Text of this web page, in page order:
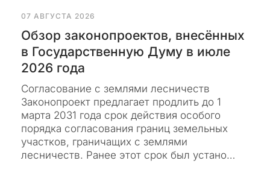
07 АВГУСТА 2026
Обзор законопроектов, внесённых
в Государственную Думу в июле
2026 года
Согласование с землями лесничеств
Законопроект предлагает продлить до 1
марта 2031 года срок действия особого
порядка согласования границ земельных
участков, граничащих с землями
лесничеств. Ранее этот срок был устано…
а
е
т
с
я
е
г
у
л
я
р